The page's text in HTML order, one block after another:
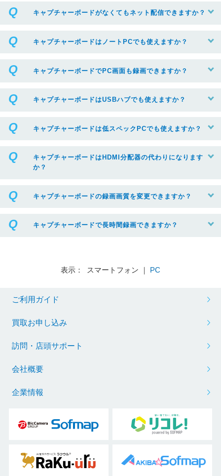
キャプチャーボードがなくてもネット配信できますか？
キャプチャーボードはノートPCでも使えますか？
キャプチャーボードでPC画面も録画できますか？
キャプチャーボードはUSBハブでも使えますか？
キャプチャーボードは低スペックPCでも使えますか？
キャプチャーボードはHDMI分配器の代わりになります
か？
キャプチャーボードの録画画質を変更できますか？
キャプチャーボードで長時間録画できますか？
表示： スマートフォン ｜ PC
ご利用ガイド
買取お申し込み
訪問・店頭サポート
会社概要
企業情報